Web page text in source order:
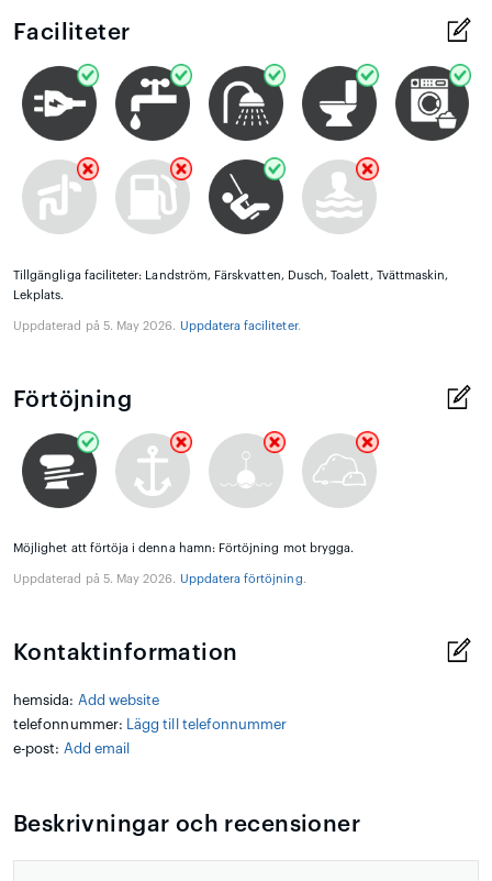
Faciliteter
Tillgängliga faciliteter: Landström, Färskvatten, Dusch, Toalett, Tvättmaskin,
Lekplats.
Uppdaterad på 5. May 2026. Uppdatera faciliteter.
Förtöjning
Möjlighet att förtöja i denna hamn: Förtöjning mot brygga.
Uppdaterad på 5. May 2026. Uppdatera förtöjning.
Kontaktinformation
hemsida: Add website
telefonnummer:
Lägg till telefonnummer
e-post: Add email
Beskrivningar och recensioner